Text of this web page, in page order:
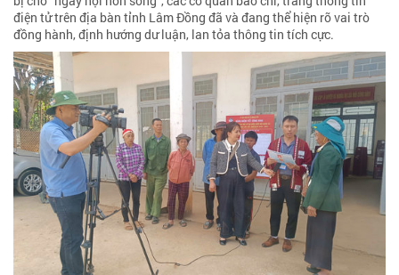
điện tử trên địa bàn tỉnh Lâm Đồng đã và đang thể hiện rõ vai trò
đồng hành, định hướng dư luận, lan tỏa thông tin tích cực.